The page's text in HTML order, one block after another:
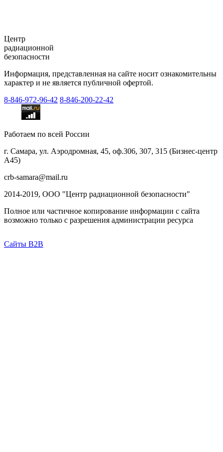
Центр
радиационной
безопасности
Информация, представленная на сайте носит ознакомительны
характер и не является публичной офертой.
8-846-972-96-42 8-846-200-22-42
Работаем по всей России
г. Самара, ул. Аэродромная, 45, оф.306, 307, 315 (Бизнес-центр
А45)
crb-samara@mail.ru
2014-2019, ООО "Центр радиационной безопасности"
Полное или частичное копирование информации с сайта
возможно только с разрешения администрации ресурса
Сайты B2B